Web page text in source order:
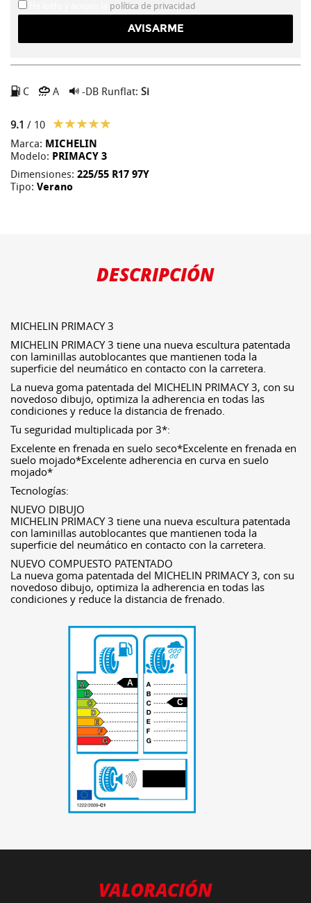
política de privacidad
C A -DB Runflat: Si
9.1 / 10
Marca: MICHELIN
Modelo: PRIMACY 3
Dimensiones: 225/55 R17 97Y
Tipo: Verano
DESCRIPCIÓN
MICHELIN PRIMACY 3
MICHELIN PRIMACY 3 tiene una nueva escultura patentada
con laminillas autoblocantes que mantienen toda la
superficie del neumático en contacto con la carretera.
La nueva goma patentada del MICHELIN PRIMACY 3, con su
novedoso dibujo, optimiza la adherencia en todas las
condiciones y reduce la distancia de frenado.
Tu seguridad multiplicada por 3*:
Excelente en frenada en suelo seco*Excelente en frenada en
suelo mojado*Excelente adherencia en curva en suelo
mojado*
Tecnologías:
NUEVO DIBUJO
MICHELIN PRIMACY 3 tiene una nueva escultura patentada
con laminillas autoblocantes que mantienen toda la
superficie del neumático en contacto con la carretera.
NUEVO COMPUESTO PATENTADO
La nueva goma patentada del MICHELIN PRIMACY 3, con su
novedoso dibujo, optimiza la adherencia en todas las
condiciones y reduce la distancia de frenado.
A
C
VALORACIÓN